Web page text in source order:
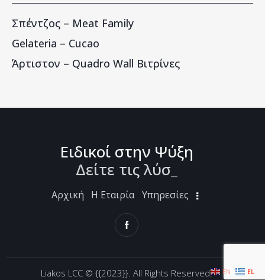
Σπέντζος – Meat Family
Gelateria – Cucao
Άρτιστον – Quadro Wall Βιτρίνες
Ειδικοί στην Ψύξη
Δείτε τις λύσει
Αρχική Η Εταιρία Υπηρεσίες
Liakos LCC © {{2023}}. All Rights Reserved. EN EL